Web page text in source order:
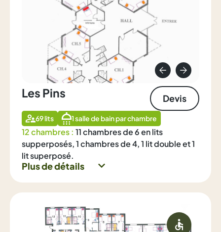
Les Pins Devis
69 lits 1 salle de bain par chambre
12 chambres : 11 chambres de 6 en lits
supperposés, 1 chambres de 4, 1 lit double et 1
lit superposé.
Plus de détails